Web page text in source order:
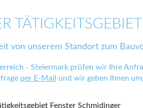
TÄTIGKEITSGEBIET
von unserem Standort zum
- Steiermark prüfen wir Ihre
per E-Mail und wir geben Ihnen